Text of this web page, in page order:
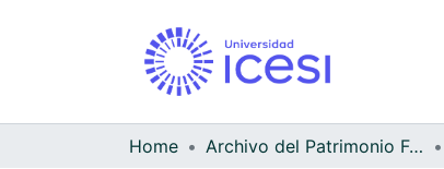
Home Archivo del Patrimonio Fotográfico y Fílmico del Valle del Cauca